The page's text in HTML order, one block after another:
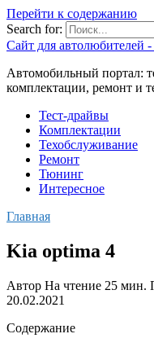
Перейти к содержанию
Search for:
Сайт для автолюбителей
Автомобильный портал:
комплектации, ремонт и
Тест-драйвы
Комплектации
Техобслуживание
Ремонт
Тюнинг
Интересное
Главная
Kia optima 4
Автор На чтение 25 мин.
20.02.2021
Содержание